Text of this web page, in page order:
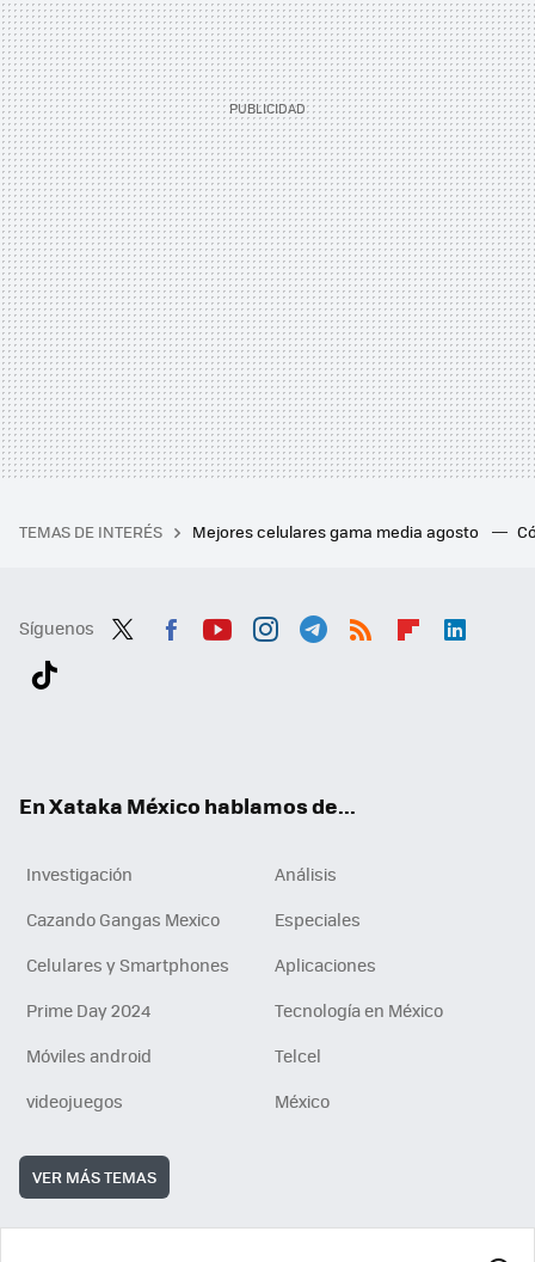
TEMAS DE INTERÉS Mejores celulares gama media agosto
Síguenos
En Xataka México hablamos de...
Investigación
Análisis
Cazando Gangas Mexico
Especiales
Celulares y Smartphones
Aplicaciones
Prime Day 2024
Tecnología en México
Móviles android
Telcel
videojuegos
México
VER MÁS TEMAS